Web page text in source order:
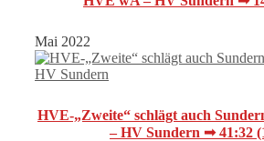
Mai 2022
HVE-„Zweite“ schlägt auch
– HV Sundern ➟ 41:32